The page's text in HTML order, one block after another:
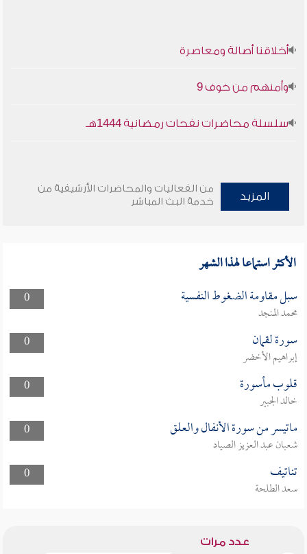
أخلاقنا أصالة ومعاصرة
وأمنهم من خوف 9
سلسلة محاضرات نفحات رمضانية 1444هـ
المزيد
من الفعاليات والمحاضرات الأرشيفية من
خدمة البث المباشر
الأكثر استماعا لهذا الشهر
0 سبل مقاومة الضغوط النفسية
محمد المنجد
0
سورة لقمان
إبراهيم الأخضر
0
قلوب مأسورة
خالد الجبير
0
ماتيسر من سورة الأنفال والعلق
شعبان عبد العزيز الصياد
0
تناتيف
سعد الطلحة
عدد مرات